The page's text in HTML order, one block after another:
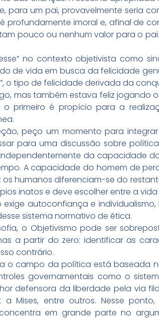
para um pai, provavelmente seria
profundamente imoral e, afinal de
pouco ou nenhum valor para o
no contexto objetivista como
de vida em busca da felicidade
o tipo de felicidade derivada da
mas também estava feliz jogando
o primeiro é propício para a
peço um momento para
para uma discussão sobre
da capacidade
A capacidade do homem de
os humanos diferenciam-se do
inatos e deve escolher entre a
autoconfiança e
sistema normativo de ética.
o Objetivismo pode ser
a partir do zero: identificar as
contrário.
o campo da política está baseada
governamentais como o
defensora da liberdade pela via
Mises, entre outros. Nesse
em grande parte no